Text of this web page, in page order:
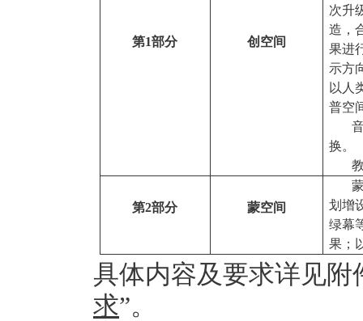
第1部分 创空间
次升
造，
果进
示方
以人
普空
换。
第2部分 蒙空间
划增
绿幕
果；
具体内容及要求详见附
求”。